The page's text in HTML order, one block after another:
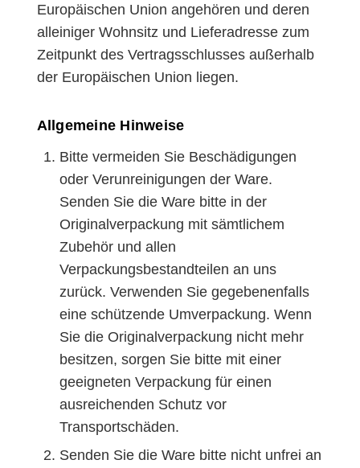
Europäischen Union angehören und deren
alleiniger Wohnsitz und Lieferadresse zum
Zeitpunkt des Vertragsschlusses außerhalb
der Europäischen Union liegen.
Allgemeine Hinweise
Bitte vermeiden Sie Beschädigungen
oder Verunreinigungen der Ware.
Senden Sie die Ware bitte in der
Originalverpackung mit sämtlichem
Zubehör und allen
Verpackungsbestandteilen an uns
zurück. Verwenden Sie gegebenenfalls
eine schützende Umverpackung. Wenn
Sie die Originalverpackung nicht mehr
besitzen, sorgen Sie bitte mit einer
geeigneten Verpackung für einen
ausreichenden Schutz vor
Transportschäden.
Senden Sie die Ware bitte nicht unfrei an